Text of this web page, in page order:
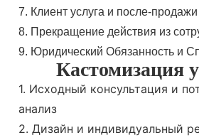
7. Клиент услуга и после-
8. Прекращение действия из
9. Юридический Обязанность и
Кастомизация
1. Исходный консультация и
анализ
2. Дизайн и индивидуальный